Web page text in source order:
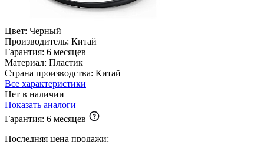
Цвет: Черный
Производитель: Китай
Гарантия: 6 месяцев
Материал: Пластик
Страна производства: Китай
Все характеристики
Нет в наличии
Показать аналоги
Гарантия: 6 месяцев
Последняя цена продажи: